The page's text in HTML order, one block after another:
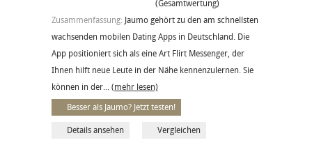
(Gesamtwertung)
Zusammenfassung: Jaumo gehört zu den am schnellsten
wachsenden mobilen Dating Apps in Deutschland. Die
App positioniert sich als eine Art Flirt Messenger, der
Ihnen hilft neue Leute in der Nähe kennenzulernen. Sie
können in der... (mehr lesen)
Besser als Jaumo? Jetzt testen!
Details ansehen Vergleichen